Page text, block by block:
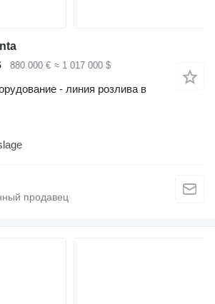
880 000 € ≈ 1 017 000 $
- линия розлива в